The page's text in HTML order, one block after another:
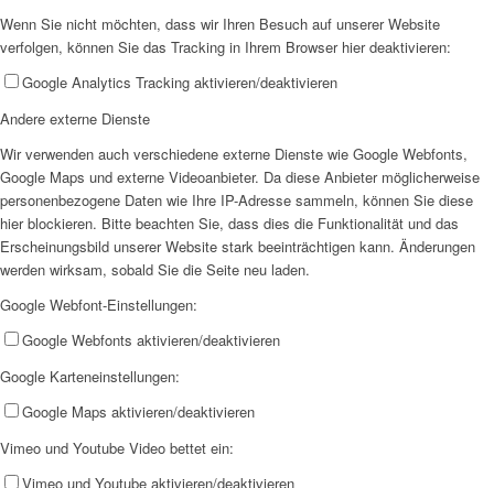
AHOI
AHOI II
Wenn Sie nicht möchten, dass wir Ihren Besuch auf unserer Website
verfolgen, können Sie das Tracking in Ihrem Browser hier deaktivieren:
Google Analytics Tracking aktivieren/deaktivieren
Andere externe Dienste
Wir verwenden auch verschiedene externe Dienste wie Google Webfonts,
Google Maps und externe Videoanbieter. Da diese Anbieter möglicherweise
personenbezogene Daten wie Ihre IP-Adresse sammeln, können Sie diese
hier blockieren. Bitte beachten Sie, dass dies die Funktionalität und das
Erscheinungsbild unserer Website stark beeinträchtigen kann. Änderungen
werden wirksam, sobald Sie die Seite neu laden.
Google Webfont-Einstellungen:
Google Webfonts aktivieren/deaktivieren
Google Karteneinstellungen:
Google Maps aktivieren/deaktivieren
Vimeo und Youtube Video bettet ein:
Vimeo und Youtube aktivieren/deaktivieren